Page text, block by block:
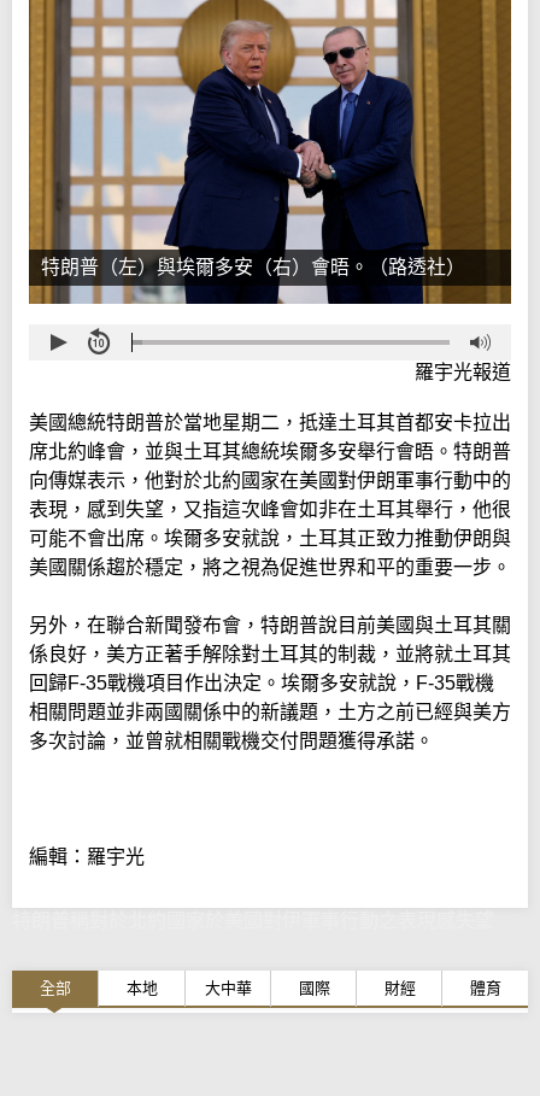
特朗普（左）與埃爾多安（右）會晤。（路透社）
羅宇光報道
美國總統特朗普於當地星期二，抵達土耳其首都安卡拉出
席北約峰會，並與土耳其總統埃爾多安舉行會晤。特朗普
向傳媒表示，他對於北約國家在美國對伊朗軍事行動中的
表現，感到失望，又指這次峰會如非在土耳其舉行，他很
可能不會出席。埃爾多安就說，土耳其正致力推動伊朗與
美國關係趨於穩定，將之視為促進世界和平的重要一步。
另外，在聯合新聞發布會，特朗普說目前美國與土耳其關
係良好，美方正著手解除對土耳其的制裁，並將就土耳其
回歸F-35戰機項目作出決定。埃爾多安就說，F-35戰機
相關問題並非兩國關係中的新議題，土方之前已經與美方
多次討論，並曾就相關戰機交付問題獲得承諾。
編輯：羅宇光
全部 本地 大中華 國際 財經 體育